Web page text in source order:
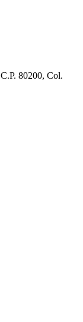
80200, Col.